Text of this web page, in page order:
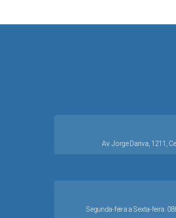
Av. Jorge Dariva, 1211,
Segunda-feira a Sexta-feira: